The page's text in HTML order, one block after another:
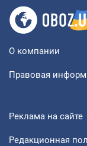
О компании
Правовая
Реклама на сайте
Редакционная